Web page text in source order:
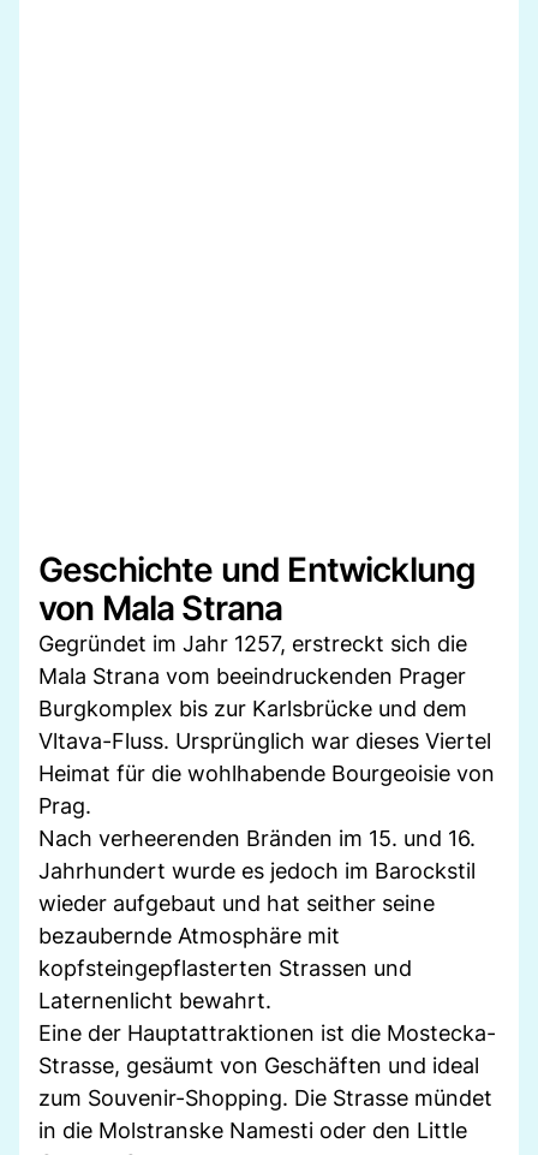
Geschichte und Entwicklung
von Mala Strana
Gegründet im Jahr 1257, erstreckt sich die
Mala Strana vom beeindruckenden Prager
Burgkomplex bis zur Karlsbrücke und dem
Vltava-Fluss. Ursprünglich war dieses Viertel
Heimat für die wohlhabende Bourgeoisie von
Prag.
Nach verheerenden Bränden im 15. und 16.
Jahrhundert wurde es jedoch im Barockstil
wieder aufgebaut und hat seither seine
bezaubernde Atmosphäre mit
kopfsteingepflasterten Strassen und
Laternenlicht bewahrt.
Eine der Hauptattraktionen ist die Mostecka-
Strasse, gesäumt von Geschäften und ideal
zum Souvenir-Shopping. Die Strasse mündet
in die Molstranske Namesti oder den Little